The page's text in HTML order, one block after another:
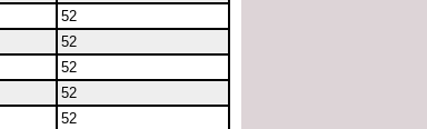
52
52
52
52
52